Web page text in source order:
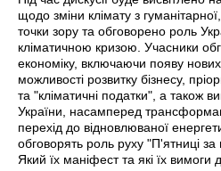
щодо зміни клімату з
точки зору та обговорено роль
кліматичною кризою. Учасники
економіку, включаючи появу
можливості розвитку бізнесу,
та "кліматичні податки", а також
України, насамперед
перехід до відновлюваної
обговорять роль руху "П'ятниці
Який їх маніфест та які їх вимоги